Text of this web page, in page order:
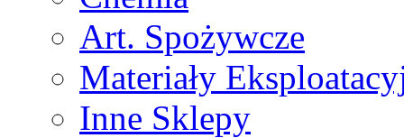
Art. Spożywcze
Materiały
Inne Sklepy